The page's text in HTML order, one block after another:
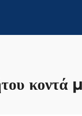
κοντά